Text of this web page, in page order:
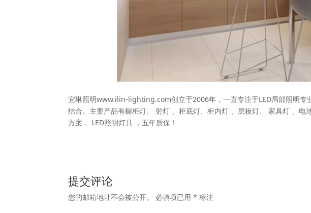
宜琳照明www.ilin-lighting.com创立于2006年，一直专注于LED局部照明专
结合。主要产品有橱柜灯、 射灯 、柜底灯、柜内灯 、层板灯、 家具灯 、电
方案， LED照明灯具 ，五年质保！
提交评论
您的邮箱地址不会被公开。 必填项已用* 标注